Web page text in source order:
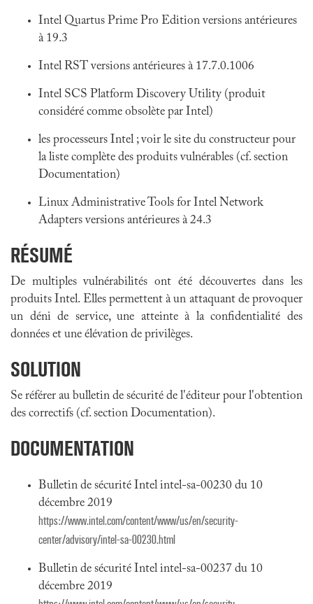
Intel Quartus Prime Pro Edition versions antérieures
à 19.3
Intel RST versions antérieures à 17.7.0.1006
Intel SCS Platform Discovery Utility (produit
considéré comme obsolète par Intel)
les processeurs Intel ; voir le site du constructeur pour
la liste complète des produits vulnérables (cf. section
Documentation)
Linux Administrative Tools for Intel Network
Adapters versions antérieures à 24.3
RÉSUMÉ
De multiples vulnérabilités ont été découvertes dans les
produits Intel. Elles permettent à un attaquant de provoquer
un déni de service, une atteinte à la confidentialité des
données et une élévation de privilèges.
SOLUTION
Se référer au bulletin de sécurité de l'éditeur pour l'obtention
des correctifs (cf. section Documentation).
DOCUMENTATION
Bulletin de sécurité Intel intel-sa-00230 du 10
décembre 2019
https://www.intel.com/content/www/us/en/security-
center/advisory/intel-sa-00230.html
Bulletin de sécurité Intel intel-sa-00237 du 10
décembre 2019